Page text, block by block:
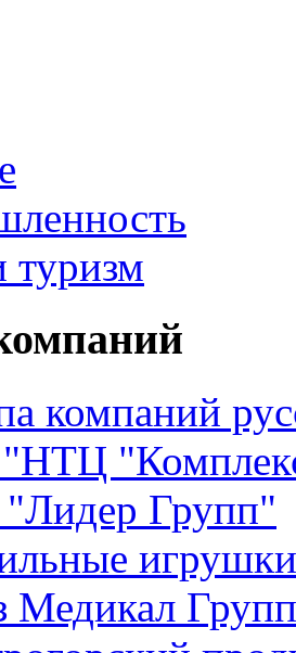
туризм
компаний
Групп"
игрушки
Медикал Групп